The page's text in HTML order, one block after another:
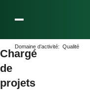
Chargé
de
projets
Domaine d’activité: Qualité